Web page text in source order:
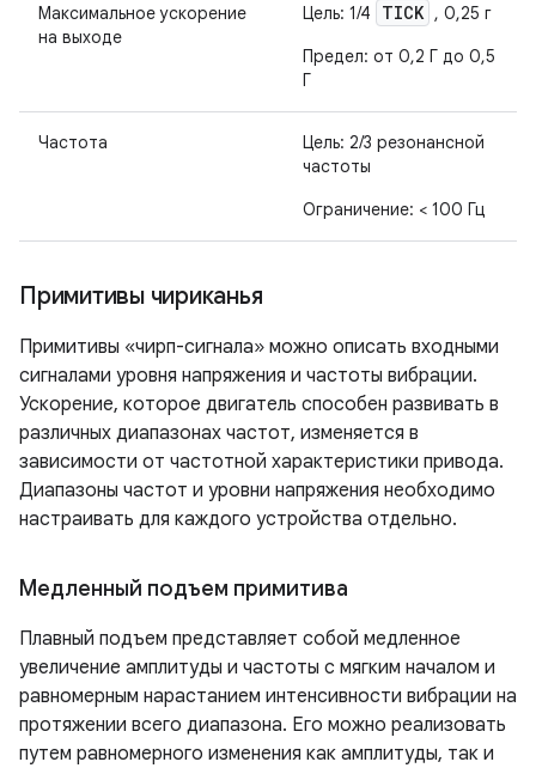
Максимальное ускорение
на выходе
Цель: 1/4 TICK , 0,25 г
Предел: от 0,2 Г до 0,5
Г
Частота
Цель: 2/3 резонансной
частоты
Ограничение: < 100 Гц
Примитивы чириканья
Примитивы «чирп-сигнала» можно описать входными
сигналами уровня напряжения и частоты вибрации.
Ускорение, которое двигатель способен развивать в
различных диапазонах частот, изменяется в
зависимости от частотной характеристики привода.
Диапазоны частот и уровни напряжения необходимо
настраивать для каждого устройства отдельно.
Медленный подъем примитива
Плавный подъем представляет собой медленное
увеличение амплитуды и частоты с мягким началом и
равномерным нарастанием интенсивности вибрации на
протяжении всего диапазона. Его можно реализовать
путем равномерного изменения как амплитуды, так и